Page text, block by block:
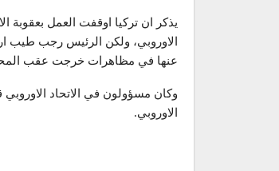
الاوروبي، ولكن الرئيس رجب طيب
عنها في مظاهرات خرجت عقب
وكان مسؤولون في الاتحاد الاوروبي
الاوروبي.